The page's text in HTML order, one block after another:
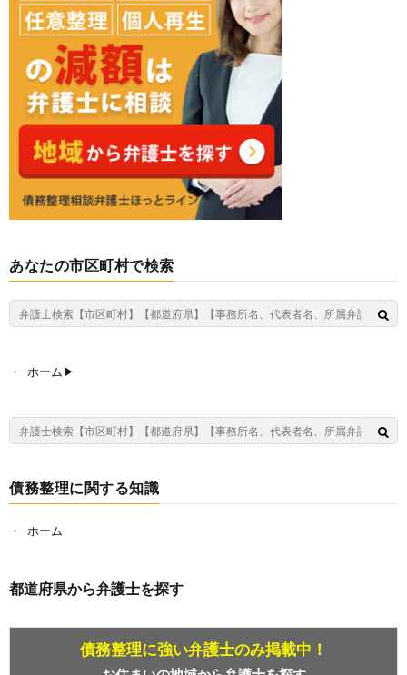
あなたの市区町村で検索
ホーム▶︎
債務整理に関する知識
ホーム
都道府県から弁護士を探す
債務整理に強い弁護士のみ掲載中！